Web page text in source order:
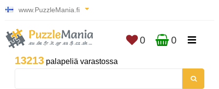
www.PuzzleMania.fi
13213 palapeliä varastossa
0 0